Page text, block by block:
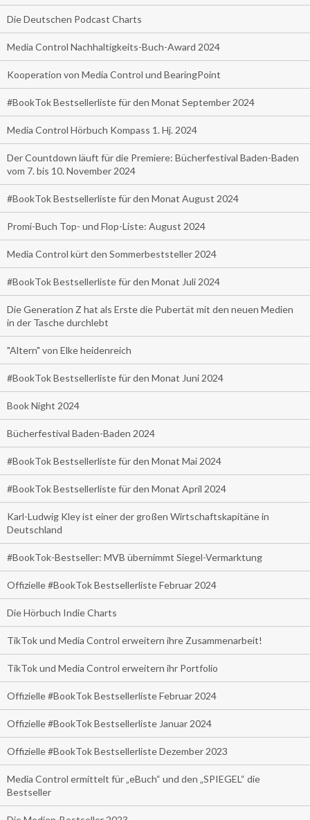
Die Deutschen Podcast Charts
Media Control Nachhaltigkeits-Buch-Award 2024
Kooperation von Media Control und BearingPoint
#BookTok Bestsellerliste für den Monat September 2024
Media Control Hörbuch Kompass 1. Hj. 2024
Der Countdown läuft für die Premiere: Bücherfestival Baden-Baden
vom 7. bis 10. November 2024
#BookTok Bestsellerliste für den Monat August 2024
Promi-Buch Top- und Flop-Liste: August 2024
Media Control kürt den Sommerbeststeller 2024
#BookTok Bestsellerliste für den Monat Juli 2024
Die Generation Z hat als Erste die Pubertät mit den neuen Medien
in der Tasche durchlebt
"Altern" von Elke heidenreich
#BookTok Bestsellerliste für den Monat Juni 2024
Book Night 2024
Bücherfestival Baden-Baden 2024
#BookTok Bestsellerliste für den Monat Mai 2024
#BookTok Bestsellerliste für den Monat April 2024
Karl-Ludwig Kley ist einer der großen Wirtschaftskapitäne in
Deutschland
#BookTok-Bestseller: MVB übernimmt Siegel-Vermarktung
Offizielle #BookTok Bestsellerliste Februar 2024
Die Hörbuch Indie Charts
TikTok und Media Control erweitern ihre Zusammenarbeit!
TikTok und Media Control erweitern ihr Portfolio
Offizielle #BookTok Bestsellerliste Februar 2024
Offizielle #BookTok Bestsellerliste Januar 2024
Offizielle #BookTok Bestsellerliste Dezember 2023
Media Control ermittelt für „eBuch“ und den „SPIEGEL“ die
Bestseller